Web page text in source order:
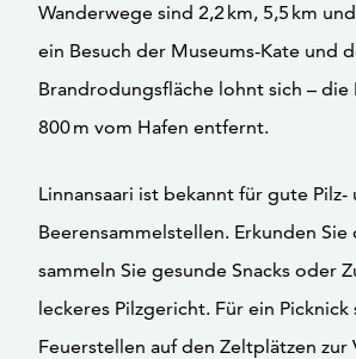
Wanderwege sind 2,2 km, 5,5 km
ein Besuch der Museums-Kate und
Brandrodungsfläche lohnt sich –
800 m vom Hafen entfernt.
Linnansaari ist bekannt für gute Pilz-
Beerensammelstellen. Erkunden Sie
sammeln Sie gesunde Snacks oder
leckeres Pilzgericht. Für ein Picknick
Feuerstellen auf den Zeltplätzen zur